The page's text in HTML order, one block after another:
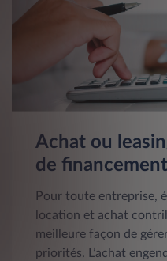
Achat ou
de
Pour toute entreprise,
location et achat
meilleure façon de
priorités. L’achat